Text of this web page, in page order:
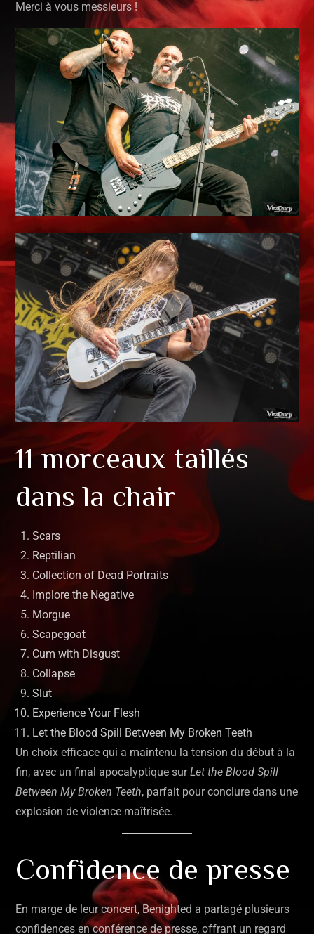
Merci à vous messieurs !
11 morceaux taillés
dans la chair
Scars
Reptilian
Collection of Dead Portraits
Implore the Negative
Morgue
Scapegoat
Cum with Disgust
Collapse
Slut
Experience Your Flesh
Let the Blood Spill Between My Broken Teeth
Un choix efficace qui a maintenu la tension du début à la
fin, avec un final apocalyptique surLet the Blood Spill
Between My Broken Teeth, parfait pour conclure dans une
explosion de violence maîtrisée.
Confidence de presse
En marge de leur concert, Benighted a partagé plusieurs
confidences en conférence de presse, offrant un regard